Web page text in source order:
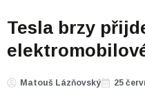
Tesla brzy
Matouš Lázňovský 25